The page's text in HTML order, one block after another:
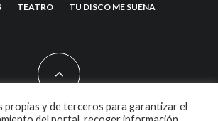
TEATRO TU DISCO ME SUENA
propias y de terceros para garantizar el